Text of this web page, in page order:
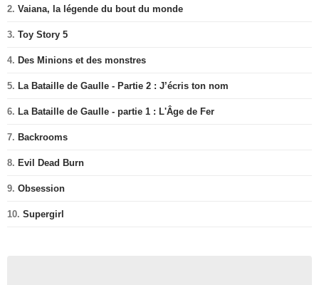
2. Vaiana, la légende du bout du monde
3. Toy Story 5
4. Des Minions et des monstres
5. La Bataille de Gaulle - Partie 2 : J’écris ton nom
6. La Bataille de Gaulle - partie 1 : L'Âge de Fer
7. Backrooms
8. Evil Dead Burn
9. Obsession
10. Supergirl